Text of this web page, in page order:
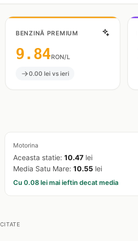
BENZINĂ PREMIUM
9.84RON/L
0.00 lei vs ieri
Motorina
Aceasta statie: 10.47 lei
Media Satu Mare: 10.55 lei
Cu 0.08 lei mai ieftin decat media